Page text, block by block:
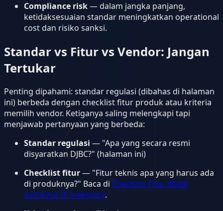
Compliance risk— dalam jangka panjang,
ketidaksesuaian standar meningkatkan operational
cost dan risiko sanksi.
Standar vs Fitur vs Vendor: Jangan
Tertukar
Penting dipahami: standar regulasi (dibahas di halaman
ini) berbeda dengan checklist fitur produk atau kriteria
memilih vendor. Ketiganya saling melengkapi tapi
menjawab pertanyaan yang berbeda:
Standar regulasi — "Apa yang secara resmi
disyaratkan DJBC?" (halaman ini)
Checklist fitur— "Fitur teknis apa yang harus ada
di produknya?" Baca di Checklist Fitur Wajib
Software IT Inventory.